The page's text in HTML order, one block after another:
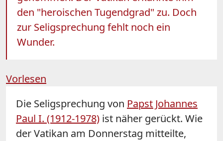
den "heroischen Tugendgrad" zu. Doch
zur Seligsprechung fehlt noch ein
Wunder.
Vorlesen
Die Seligsprechung von Papst Johannes
Paul I. (1912-1978) ist näher gerückt. Wie
der Vatikan am Donnerstag mitteilte,